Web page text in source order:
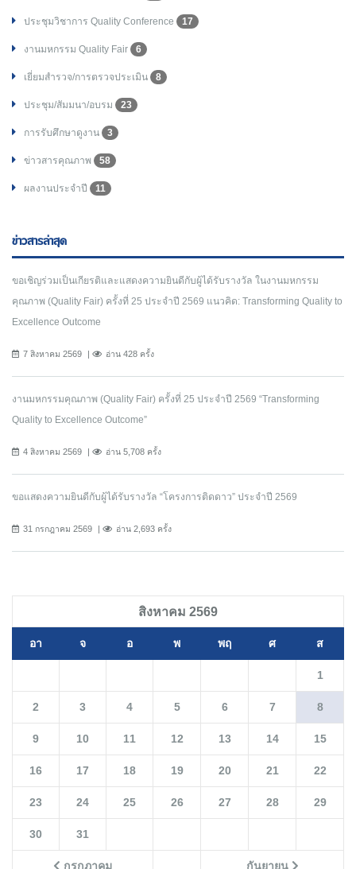
ประชุมวิชาการ Quality Conference 17
งานมหกรรม Quality Fair 6
เยี่ยมสำรวจ/การตรวจประเมิน 8
ประชุม/สัมมนา/อบรม 23
การรับศึกษาดูงาน 3
ข่าวสารคุณภาพ 58
ผลงานประจำปี 11
ข่าวสารล่าสุด
ขอเชิญร่วมเป็นเกียรติและแสดงความยินดีกับผู้ได้รับรางวัล ในงานมหกรรม
คุณภาพ (Quality Fair) ครั้งที่ 25 ประจำปี 2569 แนวคิด: Transforming Quality to
Excellence Outcome
7 สิงหาคม 2569 อ่าน 428 ครั้ง
งานมหกรรมคุณภาพ (Quality Fair) ครั้งที่ 25 ประจำปี 2569 “Transforming
Quality to Excellence Outcome”
4 สิงหาคม 2569 อ่าน 5,708 ครั้ง
ขอแสดงความยินดีกับผู้ได้รับรางวัล “โครงการติดดาว” ประจำปี 2569
31 กรกฎาคม 2569 อ่าน 2,693 ครั้ง
สิงหาคม 2569
อา จ อ พ พฤ ศ ส
กรกฎาคม กันยายน
1
2 3 4 5 6 7 8
9 10 11 12 13 14 15
16 17 18 19 20 21 22
23 24 25 26 27 28 29
30 31